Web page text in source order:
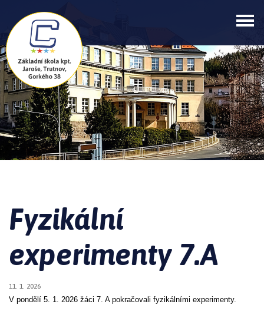
Fyzikální
experimenty 7.A
11. 1. 2026
V pondělí 5. 1. 2026 žáci 7. A pokračovali fyzikálními experimenty.